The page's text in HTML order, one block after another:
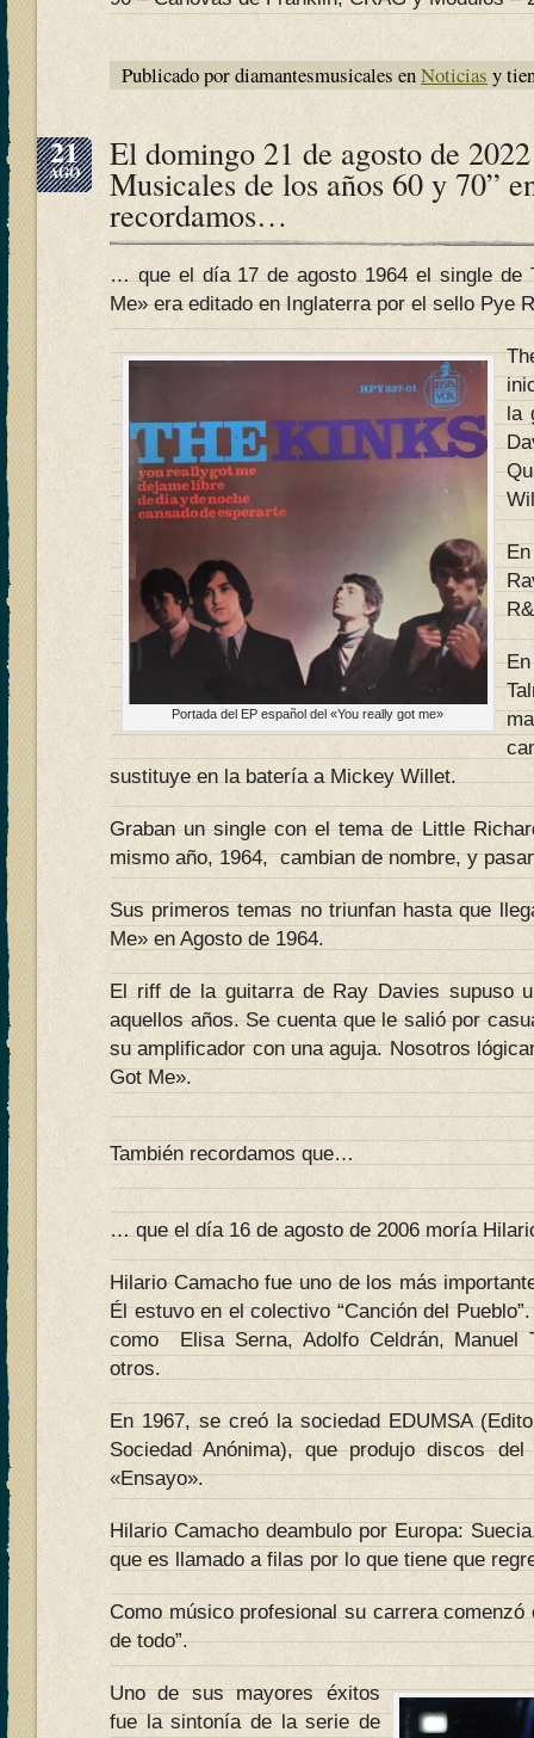
Publicado por diamantesmusicales enNoticias y
21
AGO El domingo 21 de agosto de
Musicales de los años 60 y 70”
recordamos…
… que el día 17 de agosto 1964 el single de
Me» era editado en Inglaterra por el sello Pye
Portada del EP español del «You really got me»
la
sustituye en la batería a Mickey Willet.
Graban un single con el tema de Little
mismo año, 1964, cambian de nombre, y
Sus primeros temas no triunfan hasta que
Me» en Agosto de 1964.
El riff de la guitarra de Ray Davies supuso
aquellos años. Se cuenta que le salió por
su amplificador con una aguja. Nosotros
Got Me».
También recordamos que…
… que el día 16 de agosto de 2006 moría
Hilario Camacho fue uno de los más
Él estuvo en el colectivo “Canción del
como Elisa Serna, Adolfo Celdrán, Manuel
otros.
En 1967, se creó la sociedad EDUMSA
Sociedad Anónima), que produjo discos
«Ensayo».
Hilario Camacho deambulo por Europa:
que es llamado a filas por lo que tiene que
Como músico profesional su carrera comenzó
de todo”.
Uno de sus mayores éxitos
fue la sintonía de la serie de